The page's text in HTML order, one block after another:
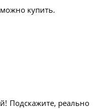
купить.
Подскажите, реально